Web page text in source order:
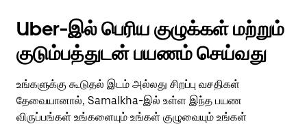
Uber-இல் பெரிய குழுக்கள் மற்றும்
குடும்பத்துடன் பயணம் செய்வது
உங்களுக்கு கூடுதல் இடம் அல்லது சிறப்பு வசதிகள்
தேவையானால், Samalkha-இல் உள்ள இந்த பயண
விருப்பங்கள் உங்களையும் உங்கள் குழுவையும் உங்கள்